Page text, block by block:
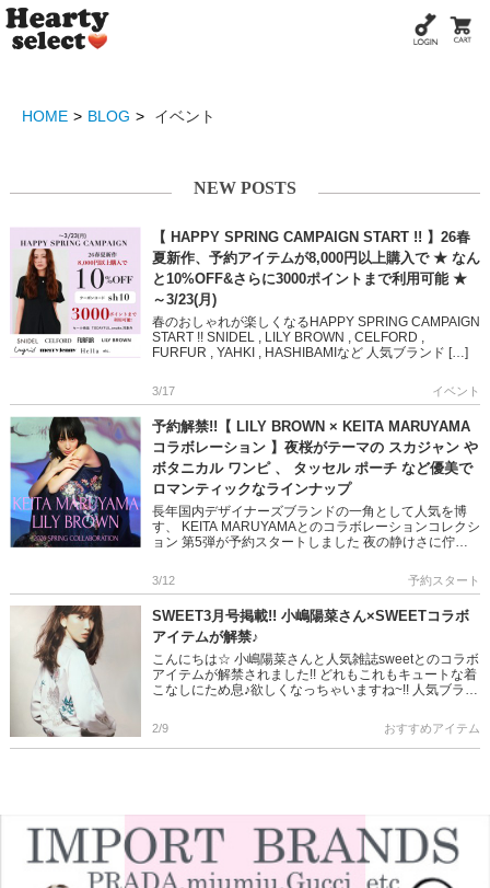
HOME BLOG イベント
NEW POSTS
【 HAPPY SPRING CAMPAIGN START !! 】26春
夏新作、予約アイテムが8,000円以上購入で ★ なん
と10%OFF&さらに3000ポイントまで利用可能 ★
～3/23(月)
春のおしゃれが楽しくなるHAPPY SPRING CAMPAIGN
START !! SNIDEL , LILY BROWN , CELFORD ,
FURFUR , YAHKI , HASHIBAMIなど 人気ブランド […]
3/17 イベント
予約解禁!!【 LILY BROWN × KEITA MARUYAMA
コラボレーション 】夜桜がテーマの スカジャン や
ボタニカル ワンピ 、 タッセル ポーチ など優美で
ロマンティックなラインナップ
長年国内デザイナーズブランドの一角として人気を博
す、 KEITA MARUYAMAとのコラボレーションコレクシ
ョン 第5弾が予約スタートしました 夜の静けさに佇む
ロマンテ […]
3/12 予約スタート
SWEET3月号掲載!! 小嶋陽菜さん×SWEETコラボ
アイテムが解禁♪
こんにちは☆ 小嶋陽菜さんと人気雑誌sweetとのコラボ
アイテムが解禁されました!! どれもこれもキュートな着
こなしにため息♪欲しくなっちゃいますね~!! 人気ブラン
2/9 おすすめアイテム